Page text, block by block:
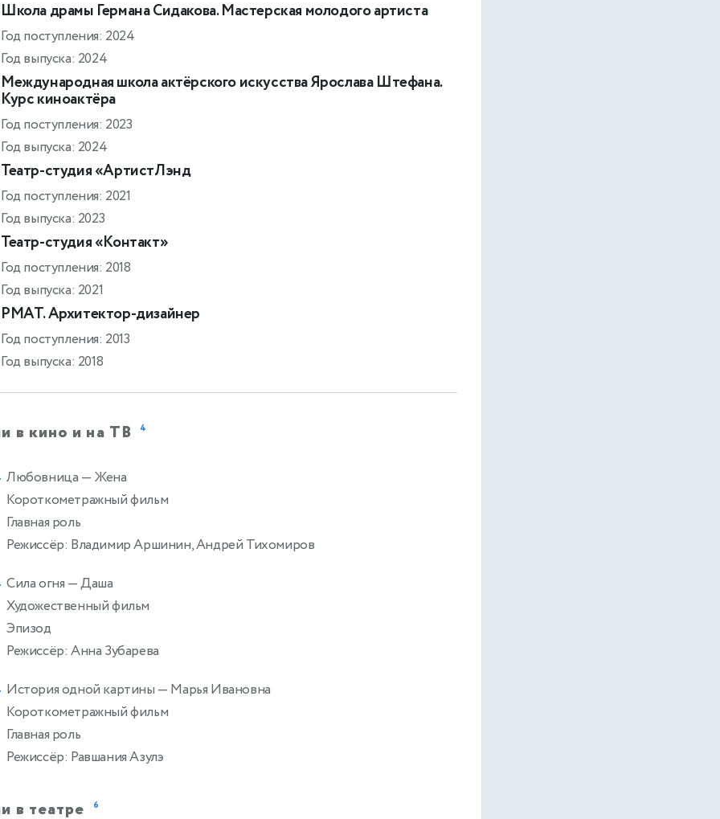
Школа драмы Германа Сидакова. Мастерская молодого артиста
Год поступления: 2024
Год выпуска: 2024
Международная школа актёрского искусства Ярослава Штефана.
Курс киноактёра
Год поступления: 2023
Год выпуска: 2024
Театр-студия «АртистЛэнд
Год поступления: 2021
Год выпуска: 2023
Театр-студия «Контакт»
Год поступления: 2018
Год выпуска: 2021
РМАТ. Архитектор-дизайнер
Год поступления: 2013
Год выпуска: 2018
в кино и на ТВ 4
Любовница — Жена
Короткометражный фильм
Главная роль
Режиссёр: Владимир Аршинин, Андрей Тихомиров
Сила огня — Даша
Художественный фильм
Эпизод
Режиссёр: Анна Зубарева
История одной картины — Марья Ивановна
Короткометражный фильм
Главная роль
Режиссёр: Равшания Азулэ
в театре 6